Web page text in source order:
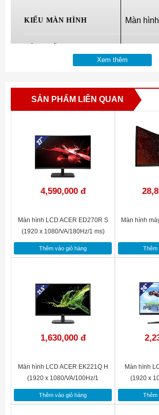
KIỂU MÀN HÌNH Màn
TỶ LỆ KHUNG HÌNH 16:9
IPS
MÀU SẮC MÀN HÌNH 16.7M
CỔNG KẾT NỐI MÀN
HÌNH
1 x
VGA
Xem thêm
SẢN PHẨM LIÊN QUAN
4,590,000 đ
Màn hình LCD ACER ED270R S
(1920 x 1080/VA/180Hz/1 ms)
Thêm vào giỏ hàng
Màn hình
Thêm
1,630,000 đ
Màn hình LCD ACER EK221Q H
(1920 x 1080/VA/100Hz/1
ms/FreeSync)
Thêm vào giỏ hàng
Màn hình
(1920 x
ms/
Thêm